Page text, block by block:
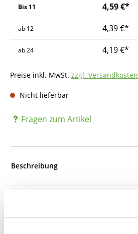
Bis 11 4,59 €*
ab 12 4,39 €*
ab24 4,19 €*
Preise inkl. MwSt. zzgl. Versandkosten
Nicht lieferbar
Fragen zum Artikel
Beschreibung